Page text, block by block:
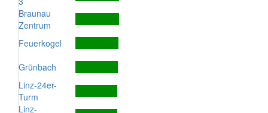
Braunau
Zentrum
Feuerkogel
Grünbach
Linz-24er-
Turm
Linz-